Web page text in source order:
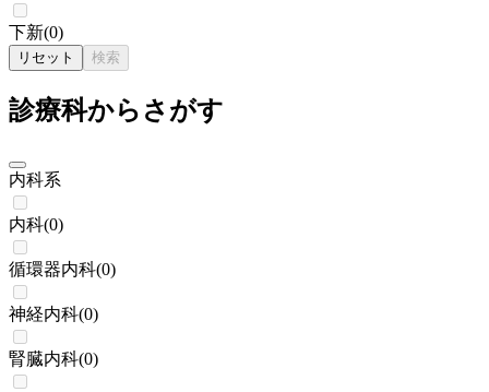
下新(0)
リセット 検索
診療科からさがす
内科系
内科(0)
循環器内科(0)
神経内科(0)
腎臓内科(0)